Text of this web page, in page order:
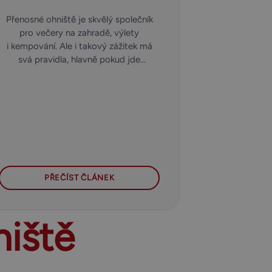
Přenosné ohniště je skvělý společník
pro večery na zahradě, výlety
i kempování. Ale i takový zážitek má
svá pravidla, hlavně pokud jde
PŘEČÍST ČLÁNEK